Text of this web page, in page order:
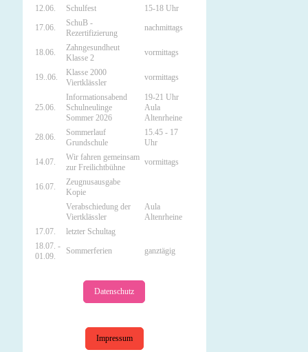
12.06. Schulfest 15-18 Uhr
17.06.
SchuB -
Rezertifizierung
nachmittags
18.06.
Zahngesundheut
Klasse 2
vormittags
19..06.
Klasse 2000
Viertklässler
vormittags
25.06.
Informationsabend
Schulneulinge
Sommer 2026
19-21 Uhr
Aula
Altenrheine
28.06.
Sommerlauf
Grundschule
15.45 - 17
Uhr
14.07.
Wir fahren gemeinsam
zur Freilichtbühne
vormittags
16.07.
Zeugnusausgabe
Kopie
Verabschiedung der
Viertklässler
Aula
Altenrheine
17.07.
letzter Schultag
18.07. -
01.09.
Sommerferien ganztägig
Datenschutz
Impressum